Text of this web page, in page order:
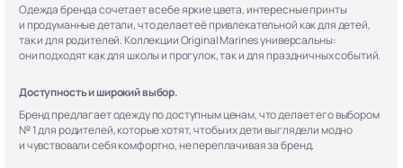
Одежда бренда сочетает в себе яркие цвета, интересные принты
и продуманные детали, что делает её привлекательной как для детей,
так и для родителей. Коллекции Original Marines универсальны:
они подходят как для школы и прогулок, так и для праздничных событий.
Доступность и широкий выбор.
Бренд предлагает одежду по доступным ценам, что делает его выбором
№ 1 для родителей, которые хотят, чтобы их дети выглядели модно
и чувствовали себя комфортно, не переплачивая за бренд.